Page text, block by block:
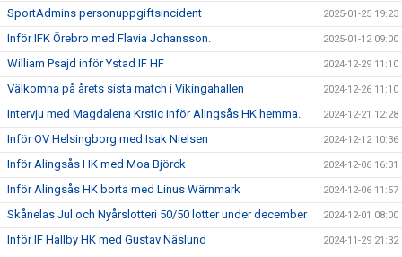
SportAdmins personuppgiftsincident 2025-01-25 19:23
Inför IFK Örebro med Flavia Johansson. 2025-01-12 09:00
William Psajd inför Ystad IF HF 2024-12-29 11:10
Välkomna på årets sista match i Vikingahallen 2024-12-26 11:10
Intervju med Magdalena Krstic inför Alingsås HK hemma. 2024-12-21 12:28
Inför OV Helsingborg med Isak Nielsen 2024-12-12 10:36
Inför Alingsås HK med Moa Björck 2024-12-06 16:31
Inför Alingsås HK borta med Linus Wärnmark 2024-12-06 11:57
Skånelas Jul och Nyårslotteri 50/50 lotter under december 2024-12-01 08:00
Inför IF Hallby HK med Gustav Näslund 2024-11-29 21:32